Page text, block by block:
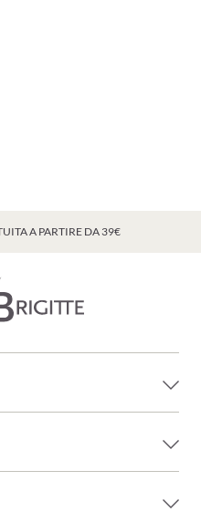
A PARTIRE DA 39€